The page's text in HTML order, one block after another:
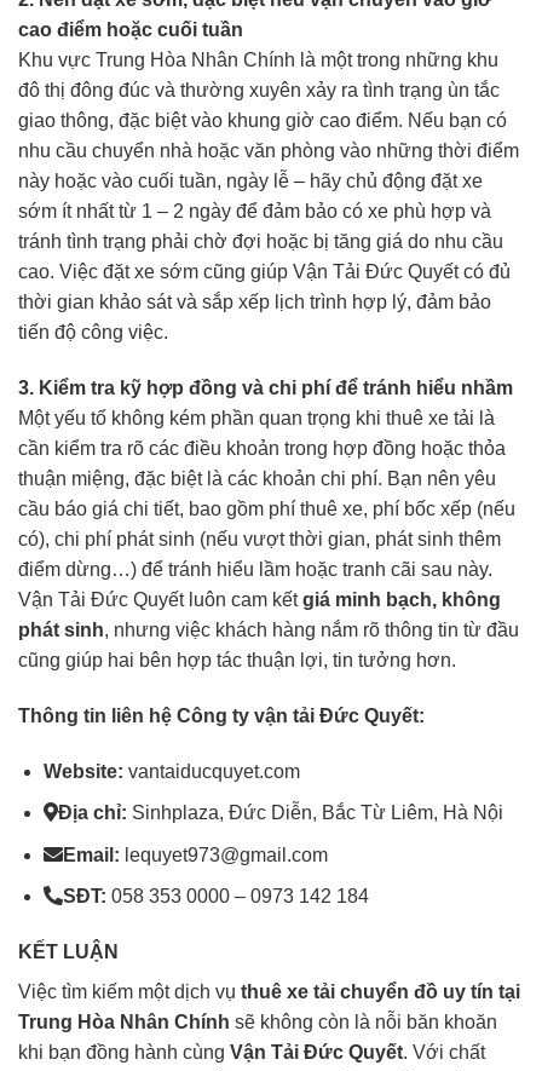
cao điểm hoặc cuối tuần
Khu vực Trung Hòa Nhân Chính là một trong những khu
đô thị đông đúc và thường xuyên xảy ra tình trạng ùn tắc
giao thông, đặc biệt vào khung giờ cao điểm. Nếu bạn có
nhu cầu chuyển nhà hoặc văn phòng vào những thời điểm
này hoặc vào cuối tuần, ngày lễ – hãy chủ động đặt xe
sớm ít nhất từ 1 – 2 ngày để đảm bảo có xe phù hợp và
tránh tình trạng phải chờ đợi hoặc bị tăng giá do nhu cầu
cao. Việc đặt xe sớm cũng giúp Vận Tải Đức Quyết có đủ
thời gian khảo sát và sắp xếp lịch trình hợp lý, đảm bảo
tiến độ công việc.
3. Kiểm tra kỹ hợp đồng và chi phí để tránh hiểu nhầm
Một yếu tố không kém phần quan trọng khi thuê xe tải là
cần kiểm tra rõ các điều khoản trong hợp đồng hoặc thỏa
thuận miệng, đặc biệt là các khoản chi phí. Bạn nên yêu
cầu báo giá chi tiết, bao gồm phí thuê xe, phí bốc xếp (nếu
có), chi phí phát sinh (nếu vượt thời gian, phát sinh thêm
điểm dừng…) để tránh hiểu lầm hoặc tranh cãi sau này.
Vận Tải Đức Quyết luôn cam kếtgiá minh bạch, không
phát sinh, nhưng việc khách hàng nắm rõ thông tin từ đầu
cũng giúp hai bên hợp tác thuận lợi, tin tưởng hơn.
Thông tin liên hệ Công ty vận tải Đức Quyết:
Website: vantaiducquyet.com
Địa chỉ: Sinhplaza, Đức Diễn, Bắc Từ Liêm, Hà Nội
Email: lequyet973@gmail.com
SĐT: 058 353 0000 – 0973 142 184
KẾT LUẬN
Việc tìm kiếm một dịch vụ thuê xe tải chuyển đồ uy tín tại
Trung Hòa Nhân Chính sẽ không còn là nỗi băn khoăn
khi bạn đồng hành cùng Vận Tải Đức Quyết. Với chất